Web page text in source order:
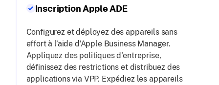
Inscription Apple ADE
Configurez et déployez des appareils sans
effort à l’aide d’Apple Business Manager.
Appliquez des politiques d'entreprise,
définissez des restrictions et distribuez des
applications via VPP. Expédiez les appareils